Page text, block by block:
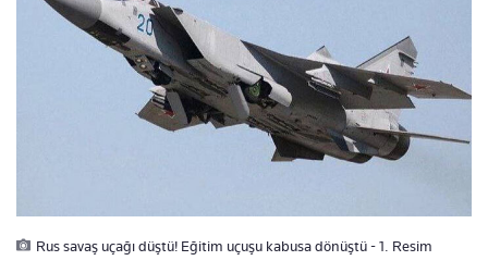
Rus savaş uçağı düştü! Eğitim uçuşu kabusa dönüştü - 1. Resim